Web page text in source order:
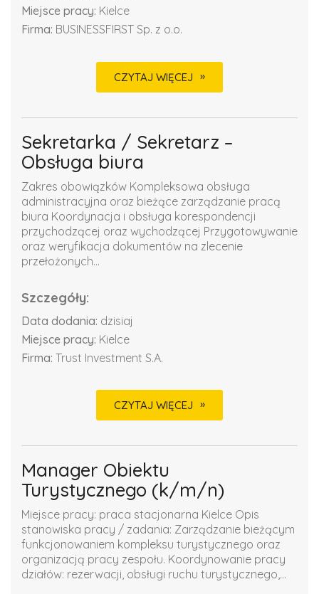
Miejsce pracy: Kielce
Firma: BUSINESSFIRST Sp. z o.o.
CZYTAJ WIĘCEJ
Sekretarka / Sekretarz –
Obsługa biura
Zakres obowiązków Kompleksowa obsługa
administracyjna oraz bieżące zarządzanie pracą
biura Koordynacja i obsługa korespondencji
przychodzącej oraz wychodzącej Przygotowywanie
oraz weryfikacja dokumentów na zlecenie
przełożonych...
Szczegóły:
Data dodania: dzisiaj
Miejsce pracy: Kielce
Firma: Trust Investment S.A.
CZYTAJ WIĘCEJ
Manager Obiektu
Turystycznego (k/m/n)
Miejsce pracy: praca stacjonarna Kielce Opis
stanowiska pracy / zadania: Zarządzanie bieżącym
funkcjonowaniem kompleksu turystycznego oraz
organizacją pracy zespołu. Koordynowanie pracy
działów: rezerwacji, obsługi ruchu turystycznego,...